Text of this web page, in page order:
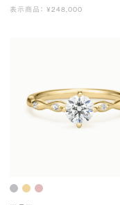
表示商品： ¥248,000